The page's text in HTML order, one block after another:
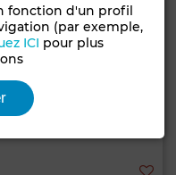
fonction d'un profil
(par exemple,
ICI pour plus